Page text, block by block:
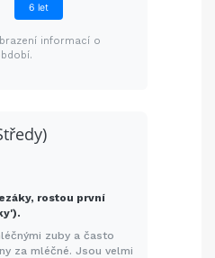
6 let
informací o
rostou první
zuby a často
za mléčné. Jsou velmi